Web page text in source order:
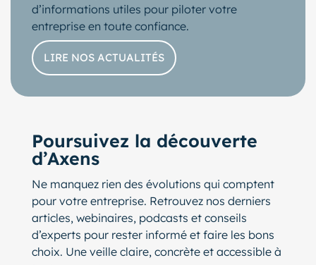
d’informations utiles pour piloter votre
entreprise en toute confiance.
LIRE NOS ACTUALITÉS
Poursuivez la découverte
d’Axens
Ne manquez rien des évolutions qui comptent
pour votre entreprise. Retrouvez nos derniers
articles, webinaires, podcasts et conseils
d’experts pour rester informé et faire les bons
choix. Une veille claire, concrète et accessible à